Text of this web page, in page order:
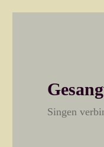
Singen